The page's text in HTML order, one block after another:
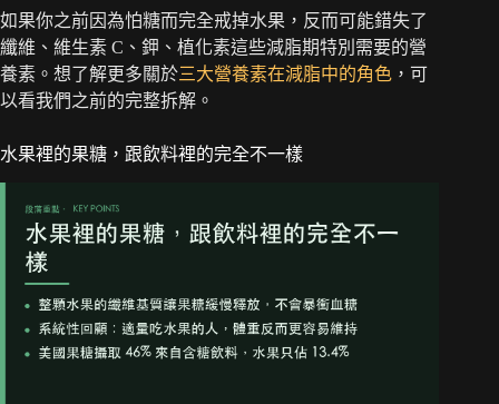
如果你之前因為怕糖而完全戒掉水果，反而可能錯失了
纖維、維生素 C、鉀、植化素這些減脂期特別需要的營
養素。想了解更多關於三大營養素在減脂中的角色 ，可
以看我們之前的完整拆解。
水果裡的果糖，跟飲料裡的完全不一樣